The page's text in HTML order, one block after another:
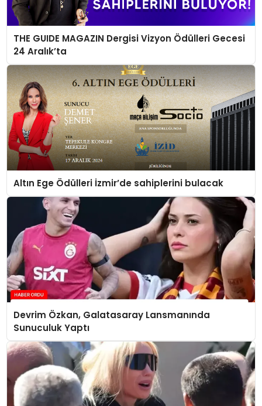
TEKNOLOJI
EĞITIM
MAGAZIN
SPOR
YAŞAM
THE GUIDE MAGAZIN Dergisi Vizyon Ödülleri Gecesi
24 Aralık’ta
Altın Ege Ödülleri İzmir’de sahiplerini bulacak
Devrim Özkan, Galatasaray Lansmanında
Sunuculuk Yaptı